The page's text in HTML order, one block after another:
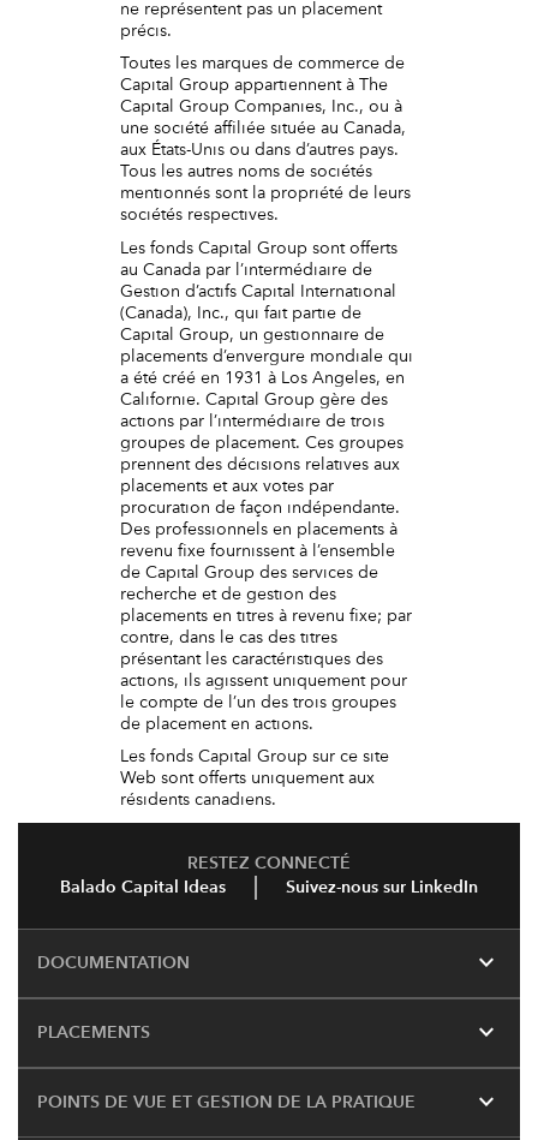
ne représentent pas un placement
précis.
Toutes les marques de commerce de
Capital Group appartiennent à The
Capital Group Companies, Inc., ou à
une société affiliée située au Canada,
aux États-Unis ou dans d’autres pays.
Tous les autres noms de sociétés
mentionnés sont la propriété de leurs
sociétés respectives.
Les fonds Capital Group sont offerts
au Canada par l’intermédiaire de
Gestion d’actifs Capital International
(Canada), Inc., qui fait partie de
Capital Group, un gestionnaire de
placements d’envergure mondiale qui
a été créé en 1931 à Los Angeles, en
Californie. Capital Group gère des
actions par l’intermédiaire de trois
groupes de placement. Ces groupes
prennent des décisions relatives aux
placements et aux votes par
procuration de façon indépendante.
Des professionnels en placements à
revenu fixe fournissent à l’ensemble
de Capital Group des services de
recherche et de gestion des
placements en titres à revenu fixe; par
contre, dans le cas des titres
présentant les caractéristiques des
actions, ils agissent uniquement pour
le compte de l’un des trois groupes
de placement en actions.
Les fonds Capital Group sur ce site
Web sont offerts uniquement aux
résidents canadiens.
RESTEZ CONNECTÉ
Balado Capital Ideas
Suivez-nous sur LinkedIn
DOCUMENTATION expand_more
PLACEMENTS expand_more
POINTS DE VUE ET GESTION DE LA PRATIQUE expand_more